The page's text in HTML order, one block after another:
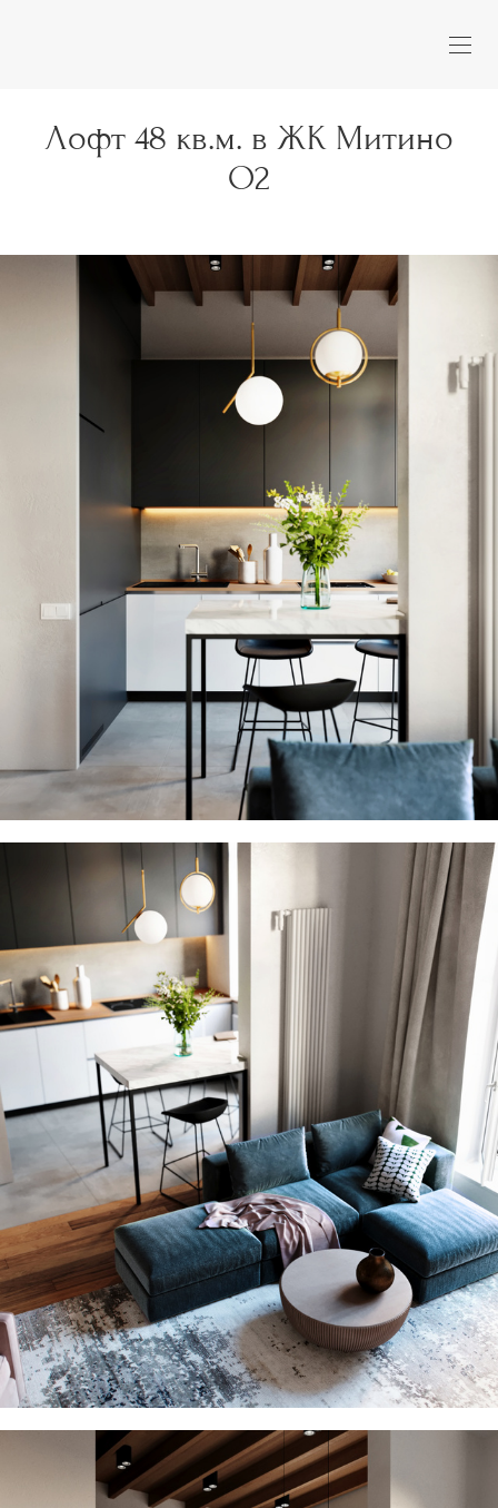
Лофт 48 кв.м. в ЖК Митино
О2